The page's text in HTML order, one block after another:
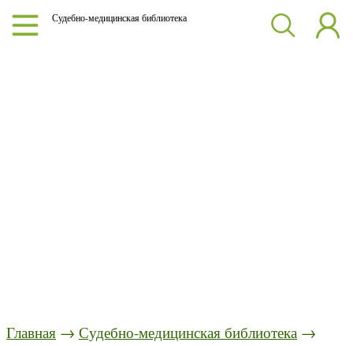
Судебно-медицинская библиотека
Главная → Судебно-медицинская библиотека →